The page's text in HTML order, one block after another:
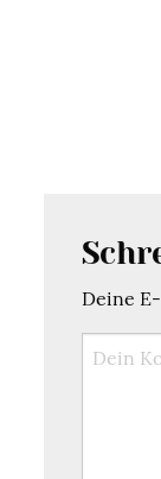
Deine